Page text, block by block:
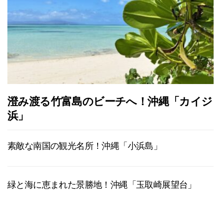
澄み渡る竹富島のビーチへ！沖縄「カイジ
浜」
素敵な南国の観光名所！沖縄「小浜島」
緑と海に恵まれた景勝地！沖縄「玉取崎展望台」